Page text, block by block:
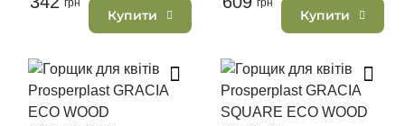
грн
Купити
грн
Купити